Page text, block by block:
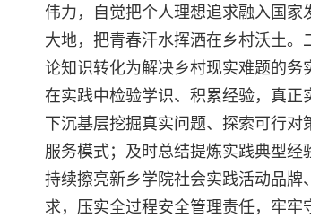
伟力，自觉把个人理想追求融入国家
大地，把青春汗水挥洒在乡村沃土
论知识转化为解决乡村现实难题的务
在实践中检验学识、积累经验，真
下沉基层挖掘真实问题、探索可行
服务模式；及时总结提炼实践典型经
持续擦亮新乡学院社会实践活动品
求，压实全过程安全管理责任，牢牢